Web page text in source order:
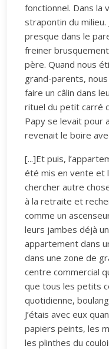
fonctionnel. Dans la
strapontin du
presque dans le
freiner
père. Quand nous
grand-parents,
faire un câlin dans
rituel du petit carré
Papy se levait pour
revenait le boire
[...]Et puis,
été mis en vente et
chercher autre
à la retraite et
comme un
leurs jambes déjà
appartement dans
dans une zone de
centre commercial
que tous les petits
quotidienne,
J’étais avec eux
papiers peints, les
les plinthes du